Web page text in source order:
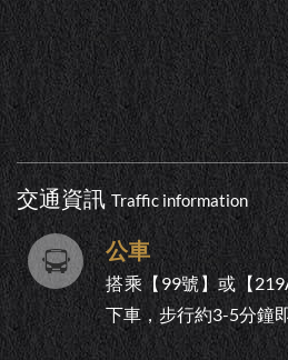
交通資訊Traffic information
公車
搭乘【99號】或【
下車，步行約3-5分鐘